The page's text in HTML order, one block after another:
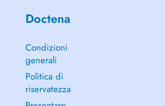
Doctena
Condizioni
generali
Politica di
riservatezza